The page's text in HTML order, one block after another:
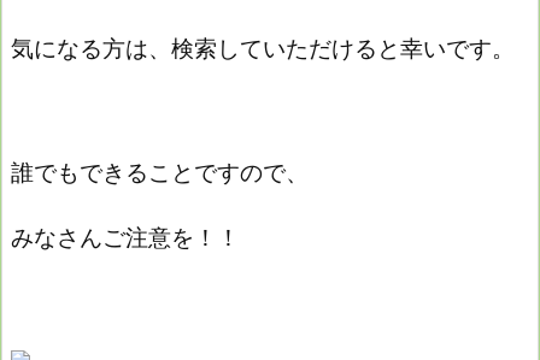
気になる方は、検索していただけると幸いです。
誰でもできることですので、
みなさんご注意を！！